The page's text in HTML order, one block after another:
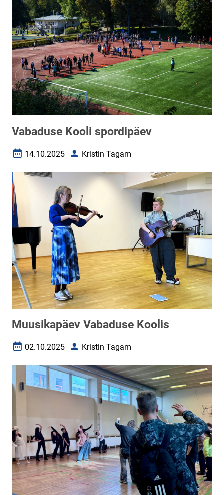
Vabaduse Kooli spordipäev
Loomise kuupäev
14.10.2025 AutorKristin Tagam
Muusikapäev Vabaduse Koolis
Loomise kuupäev
02.10.2025 AutorKristin Tagam